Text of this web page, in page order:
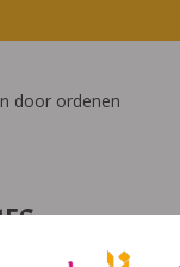
door ordenen